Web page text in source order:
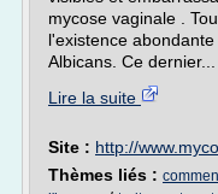
mycose vaginale .
l'existence
Albicans. Ce dernier...
Lire la suite
Site : http://
Thèmes liés :